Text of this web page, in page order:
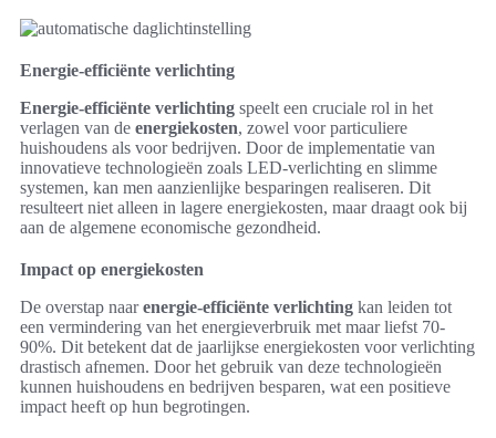
Energie-efficiënte verlichting
Energie-efficiënte verlichting speelt een cruciale rol in het
verlagen van de energiekosten, zowel voor particuliere
huishoudens als voor bedrijven. Door de implementatie van
innovatieve technologieën zoals LED-verlichting en slimme
systemen, kan men aanzienlijke besparingen realiseren. Dit
resulteert niet alleen in lagere energiekosten, maar draagt ook bij
aan de algemene economische gezondheid.
Impact op energiekosten
De overstap naarenergie-efficiënte verlichting kan leiden tot
een vermindering van het energieverbruik met maar liefst 70-
90%. Dit betekent dat de jaarlijkse energiekosten voor verlichting
drastisch afnemen. Door het gebruik van deze technologieën
kunnen huishoudens en bedrijven besparen, wat een positieve
impact heeft op hun begrotingen.